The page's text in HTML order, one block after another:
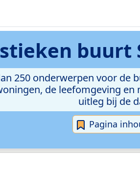
buurt
250 onderwerpen voor de
de leefomgeving
uitleg bij de
Pagina